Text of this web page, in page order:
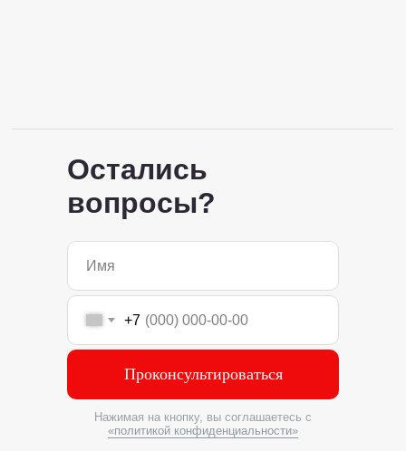
Остались
вопросы?
+7
Проконсультироваться
Нажимая на кнопку, вы соглашаетесь с
«политикой конфиденциальности»